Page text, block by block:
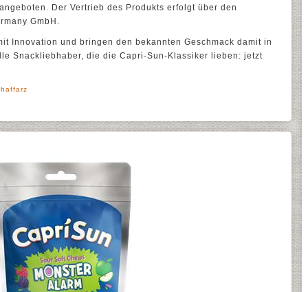
Der Vertrieb des Produkts erfolgt über den
GmbH.
Innovation und bringen den bekannten Geschmack damit in
Snackliebhaber, die die Capri-Sun-Klassiker lieben: jetzt